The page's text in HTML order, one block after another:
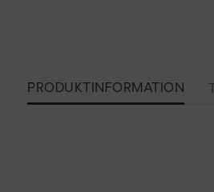
PRODUKTINFORMATION